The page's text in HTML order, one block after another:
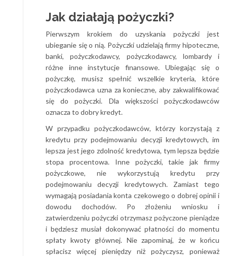
Jak działają pożyczki?
Pierwszym krokiem do uzyskania pożyczki jest
ubieganie się o nią. Pożyczki udzielają firmy hipoteczne,
banki, pożyczkodawcy, pożyczkodawcy, lombardy i
różne inne instytucje finansowe. Ubiegając się o
pożyczkę, musisz spełnić wszelkie kryteria, które
pożyczkodawca uzna za konieczne, aby zakwalifikować
się do pożyczki. Dla większości pożyczkodawców
oznacza to dobry kredyt.
W przypadku pożyczkodawców, którzy korzystają z
kredytu przy podejmowaniu decyzji kredytowych, im
lepsza jest jego zdolność kredytowa, tym lepsza będzie
stopa procentowa. Inne pożyczki, takie jak firmy
pożyczkowe, nie wykorzystują kredytu przy
podejmowaniu decyzji kredytowych. Zamiast tego
wymagają posiadania konta czekowego o dobrej opinii i
dowodu dochodów. Po złożeniu wniosku i
zatwierdzeniu pożyczki otrzymasz pożyczone pieniądze
i będziesz musiał dokonywać płatności do momentu
spłaty kwoty głównej. Nie zapominaj, że w końcu
spłacisz więcej pieniędzy niż pożyczysz, ponieważ